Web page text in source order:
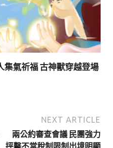
集氣祈福 古神獸穿越登場
NEXT ARTICLE
兩公約審查會議 民團強力
抨擊不當稅制限制出境明顯